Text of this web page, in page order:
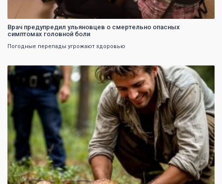
Врач предупредил ульяновцев о смертельно опасных
симптомах головной боли
Погодные перепады угрожают здоровью
0